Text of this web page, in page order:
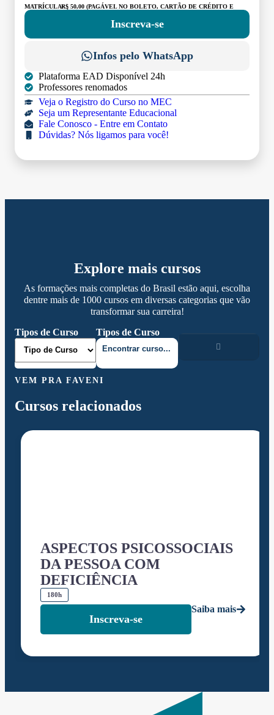
MATRÍCULA:R$ 50,00 (PAGÁVEL NO BOLETO, CARTÃO DE CRÉDITO E
Inscreva-se
Infos pelo WhatsApp
Plataforma EAD Disponível 24h
Professores renomados
Veja o Registro do Curso no MEC
Seja um Representante Educacional
Fale Conosco - Entre em Contato
Dúvidas? Nós ligamos para você!
Explore mais cursos
As formações mais completas do Brasil estão aqui, escolha
dentre mais de 1000 cursos em diversas categorias que vão
transformar sua carreira!
Tipos de Curso
Tipos de Curso
VEM PRA FAVENI
Cursos relacionados
ASPECTOS PSICOSSOCIAIS
DA PESSOA COM
DEFICIÊNCIA
180h
Inscreva-se
Saiba mais